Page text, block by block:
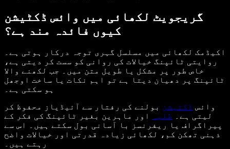
گریجویٹ لکھائی میں وائس ڈکٹیشن
کیوں فائدہ مند ہے؟
اکیڈمک لکھائی میں مسلسل گہری توجہ درکار ہوتی ہے۔
روایتی ٹائپنگ خیالات کی روانی کو سست کر دیتی ہے،
خاص طور پر مشکل یا طویل متن میں۔ جب لکھنے والا
ٹائپنگ پر دھیان دیتا ہے تو اہم نکات یا ساخت اوجھل
ہو سکتی ہے۔
وائس ڈکٹیشن بولنے کی رفتار سے آئیڈیاز محفوظ کر
لیتی ہے۔ طلبہ
اور ماہرین بغیر ٹائپنگ کی فکر کے
پیراگراف یا ریفرنسز با آسانی بول سکتے ہیں۔ اس سے
ذہنی تھکن کم، لکھائی زیادہ قدرتی اور خیالات واضح
رہتے ہیں۔